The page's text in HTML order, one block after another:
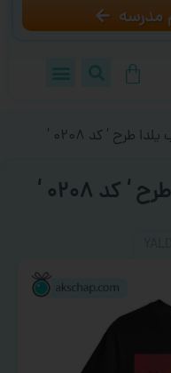
مدرسه
طرح ‘ کد ۰۲۰۸ ‘
۰۲۰۸ ‘